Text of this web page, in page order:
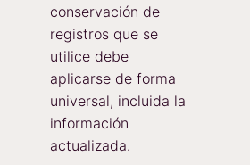
conservación de
registros que se
utilice debe
aplicarse de forma
universal, incluida la
información
actualizada.